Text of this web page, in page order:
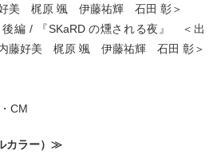
美 梶原 颯 伊藤祐輝 石田 彰＞
編 / 『SKaRD の燻される夜』 ＜出
藤好美 梶原 颯 伊藤祐輝 石田 彰＞
CM
カラー）≫